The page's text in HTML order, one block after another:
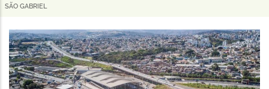
de
navegação
SÃO GABRIEL